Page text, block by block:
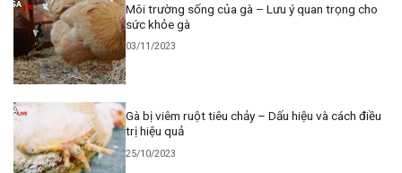
Môi trường sống của gà – Lưu ý quan trọng cho
sức khỏe gà
03/11/2023
Gà bị viêm ruột tiêu chảy – Dấu hiệu và cách điều
trị hiệu quả
25/10/2023